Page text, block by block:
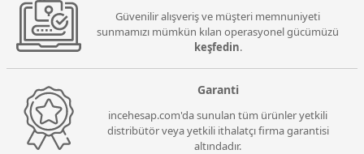
Güvenilir alışveriş ve müşteri memnuniyeti
sunmamızı mümkün kılan operasyonel gücümüzü
keşfedin.
Garanti
incehesap.com'da sunulan tüm ürünler yetkili
distribütör veya yetkili ithalatçı firma garantisi
altındadır.